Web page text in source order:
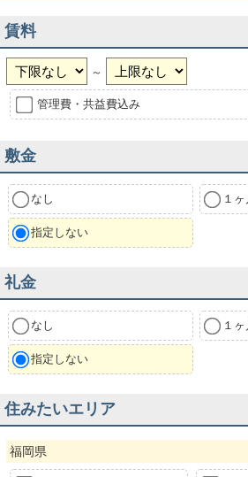
賃料
～
管理費・共益費込み
敷金
なし １
指定しない
礼金
なし １
指定しない
住みたいエリア
福岡県